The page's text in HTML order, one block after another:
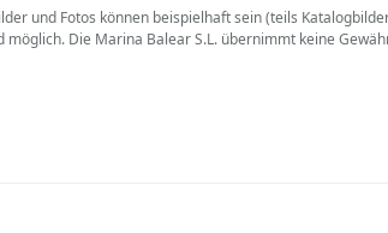
und Fotos können beispielhaft sein (teils
Die Marina Balear S.L. übernimmt keine